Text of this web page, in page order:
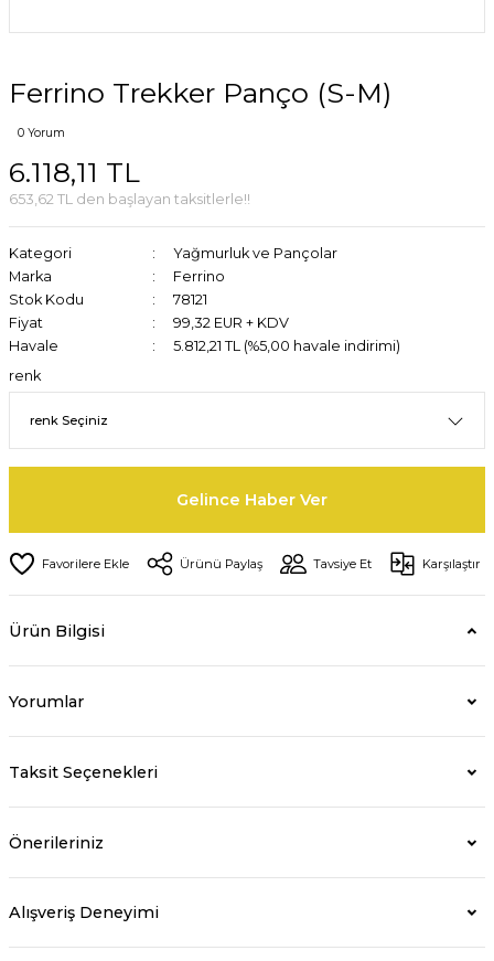
Ferrino Trekker Panço (S-M)
0 Yorum
6.118,11 TL
653,62 TL den başlayan taksitlerle!!
Kategori
Yağmurluk ve Pançolar
Marka
Ferrino
Stok Kodu
78121
Fiyat
99,32 EUR + KDV
Havale
5.812,21 TL (%5,00 havale indirimi)
renk
Gelince Haber Ver
Ürünü Paylaş Tavsiye Et Karşılaştır
Ürün Bilgisi
Yorumlar
Taksit Seçenekleri
Önerileriniz
Alışveriş Deneyimi